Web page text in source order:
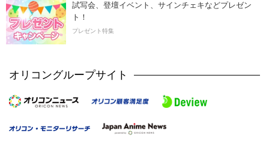
試写会、登壇イベント、サインチェキなどプレゼン
ト！
プレゼント特集
オリコングループサイト